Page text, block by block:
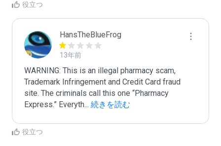
役立つ
HansTheBlueFrog
13年前
WARNING: This is an illegal pharmacy scam,
Trademark Infringement and Credit Card fraud
site. The criminals call this one “Pharmacy
Express.” Everyth... 続きを読む
役立つ